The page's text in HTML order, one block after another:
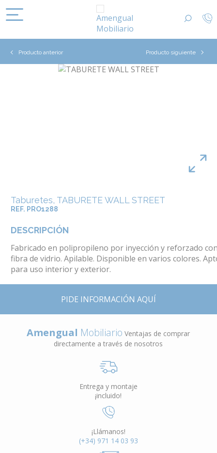
Producto anterior Producto siguiente
Taburetes, TABURETE WALL STREET
REF. PRO1288
DESCRIPCIÓN
Fabricado en polipropileno por inyección y reforzado
fibra de vidrio. Apilable. Disponible en varios colores.
para uso interior y exterior.
PIDE INFORMACIÓN AQUÍ
Amengual Mobiliario Ventajas de comprar
directamente a través de nosotros
Entrega y montaje
¡incluido!
¡Llámanos!
(+34) 971 14 03 93